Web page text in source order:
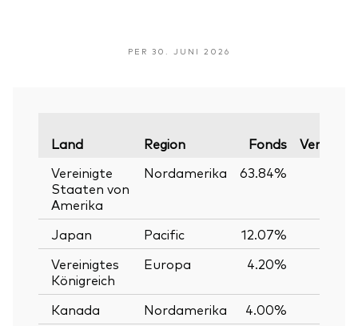
PER 30. JUNI 2026
Land Region Fonds
Vereinigte
Staaten von
Amerika
Nordamerika 63.84%
Japan Pacific 12.07%
Vereinigtes
Königreich
Europa 4.20%
Kanada Nordamerika 4.00%